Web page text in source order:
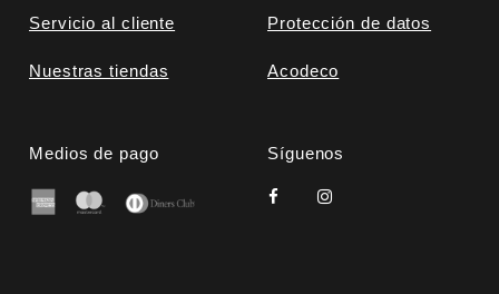
Servicio al cliente Protección de datos
Nuestras tiendas Acodeco
Medios de pago Síguenos